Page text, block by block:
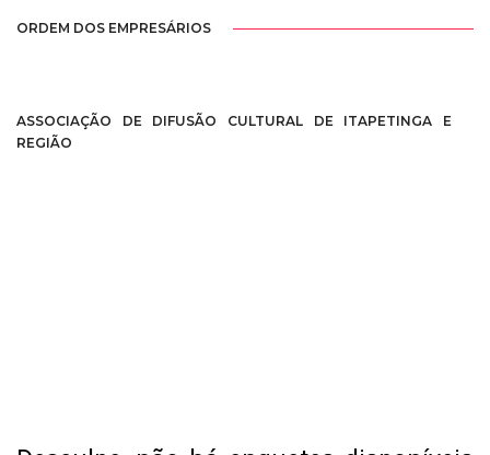
ORDEM DOS EMPRESÁRIOS
ASSOCIAÇÃO DE DIFUSÃO CULTURAL DE ITAPETINGA E
REGIÃO